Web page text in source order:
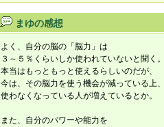
まゆの感想
よく、自分の脳の「脳力」は
３～５％くらいしか使われていないと聞く
本当はもっともっと使えるらしいのだが、
今は、その脳力を使う機会が減っている上
使わなくなっている人が増えているとか。
また、自分のパワーや能力を